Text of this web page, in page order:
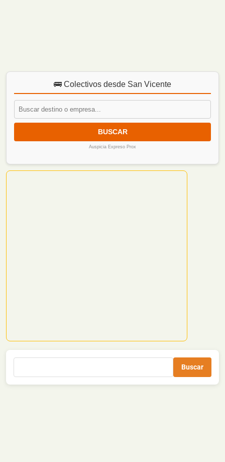
🚌 Colectivos desde San Vicente
BUSCAR
Auspicia Expreso Prox
Buscar